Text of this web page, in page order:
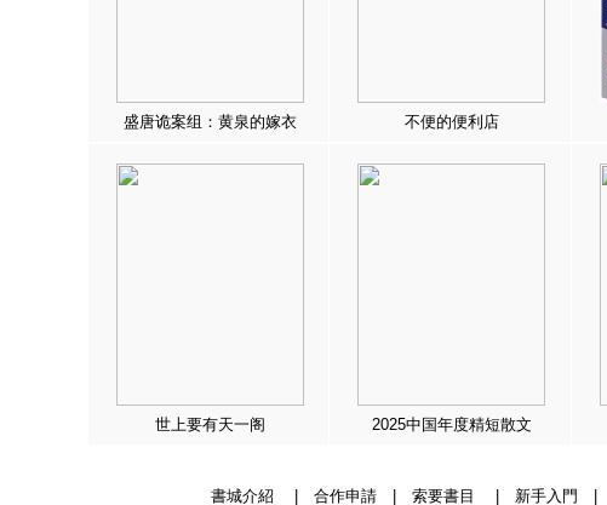
盛唐诡案组：黄泉的嫁衣 不便的便利店
世上要有天一阁 2025中国年度精短散文
書城介紹 合作申請| 索要書目 新手入門